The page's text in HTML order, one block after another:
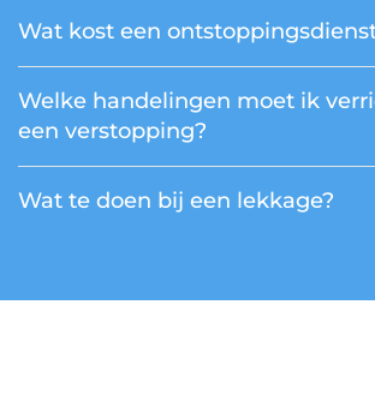
Wat kost een
Welke handelingen moet ik
een verstopping?
Wat te doen bij een lekkage?